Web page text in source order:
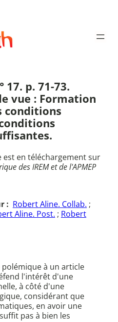
17. p. 71-73.
vue : Formation
conditions
est en téléchargement sur
des IREM et de l'APMEP
: Robert Aline. Collab. ;
Aline. Post. ; Robert
à un article
l'intérêt d'une
à côté d'une
considérant que
en avoir une
pas à bien les